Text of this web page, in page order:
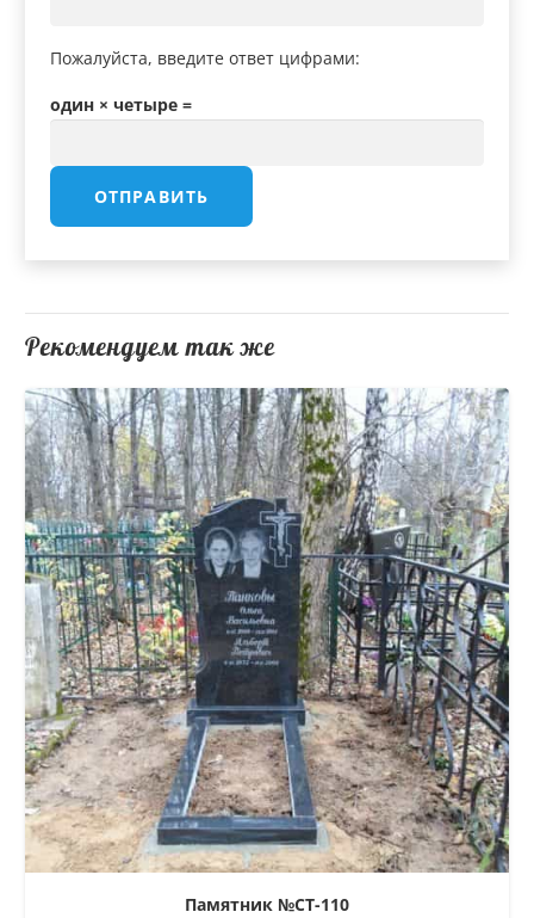
Пожалуйста, введите ответ цифрами:
один × четыре =
Рекомендуем так же
Памятник №СТ-110